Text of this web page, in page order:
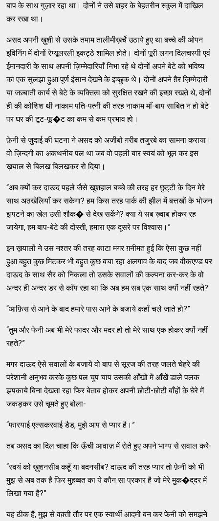
बाप के साथ गुज़ार रहा था। दोनों ने उसे शहर के बेहतरीन स्‍कूल में दाख़िल
कर रखा था।
असद अपनी ख़ुशी से उसके तमाम तालीमीख़र्चे उठाये हुए था बच्‍चे की ओपन
इविनिंग में दोनों रेग्‍यूलरली इकट्ठे शामिल होते। दोनों पूरी लगन दिलचस्‍पी एवं
ईमानदारी के साथ अपनी ज़िम्‍मेदारियाँ निभा रहे थे दोनों अपने बेटे को भविष्‍य
का एक सुलझा हुआ पूर्ण इंसान देखने के इच्‍छुक थे। दोनों अपने ग़ैर ज़िम्‍मेदारी
या जज़्‍बाती कार्य से बेटे के व्‍यक्‍तित्‍व को सुरक्षित रखने की इच्‍छा रखते थे, दोनों
ही की कोशिश थी नाकाम पति-पत्‍नी की तरह नाकाम माँ-बाप साबित न हो बेटे
पर घर की टूट-फू�ट का कम से कम प्रभाव हो।
फ़ेनी से जुदाई की घटना ने असद को अजीबो ग़रीब तजुरबे का सामना कराया।
वो ज़िन्‍दगी का अकथनीय पल था जब वो पहली बार स्‍वयं को भूल कर इस
ख़याल से बिलख बिलखकर रो दिया।
“अब क्‍यों कर दाऊद पहले जैसे खुशहाल बच्‍चे की तरह हर छुट्‌टी के दिन मेरे
साथ अठखेलियाँ कर सकेगा? हम किस तरह पार्क की झील में बत्तखों के भोजन
झपटने का खेल उसी शौक� से देख सकेंगे? क्‍या ये सब ख्‍़वाब होकर रह
जायेगा, हम बाप-बेटे की दोस्‍ती, हमारा एक दूसरे पर विश्‍वास।”
इन ख़यालों ने उस नश्‍तर की तरह काटा मगर ग़नीमत हुई कि ऐसा कुछ नहीं
हुआ बहुत कुछ मिटकर भी बहुत कुछ बचा रहा अलगाव के बाद जब वीकएण्‍ड पर
दाऊद के साथ सैर को निकला तो उसके सवालों की कल्‍पना कर-कर के वो
अन्‍दर ही अन्‍दर डर से काँप रहा था कि अब हम सब एक साथ क्‍यों नहीं रहते?
“आफ़िस से आने के बाद हमारे पास आने के बजाये कहाँ चले जाते हो?”
“तुम और फेनी अब भी मेरे फादर और मदर हो तो मेरे साथ एक होकर क्‍यों नहीं
रहते?”
मगर दाऊद ऐसे सवालों के बजाये वो बाप से सूरज की तरह जलते चेहरे की
परेशानी अनुभव करके कुछ पल चुप चाप उसकी आँखों में आँखें डाले पलक
झपकाये बिना देखता रहा फिर बेताब होकर अपनी छोटी-छोटी बाँहों के घेरे में
जकड़कर उसे चूमते हुए बोला-
“फारयाई एल्‍सकरवाई डैड, मुझे आप से प्‍यार है।”
तब असद का दिल चाहा कि ऊँची आवाज़ में रोते हुए अपने भाग्‍य से सवाल करे-
“स्‍वयं को ख़ुशनसीब कहूँ या बदनसीब? दाऊद की तरह प्‍यार तो फ़ेनी को भी
मुझ से अब तक है फिर मुहब्‍बत का ये कौन सा प्रकार है जो मेरे मुक�द्‌दर में
लिखा गया है?”
यह ठीक है, मुझ से वक़्‍ती तौर पर एक स्‍वार्थी आदमी बन कर फेनी को समझने